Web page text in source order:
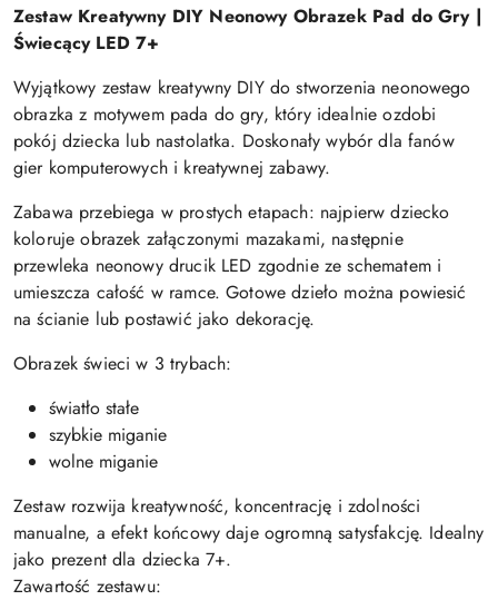
Zestaw Kreatywny DIY Neonowy Obrazek Pad do Gry |
Świecący LED 7+
Wyjątkowy zestaw kreatywny DIY do stworzenia neonowego
obrazka z motywem pada do gry, który idealnie ozdobi
pokój dziecka lub nastolatka. Doskonały wybór dla fanów
gier komputerowych i kreatywnej zabawy.
Zabawa przebiega w prostych etapach: najpierw dziecko
koloruje obrazek załączonymi mazakami, następnie
przewleka neonowy drucik LED zgodnie ze schematem i
umieszcza całość w ramce. Gotowe dzieło można powiesić
na ścianie lub postawić jako dekorację.
Obrazek świeci w 3 trybach:
światło stałe
szybkie miganie
wolne miganie
Zestaw rozwija kreatywność, koncentrację i zdolności
manualne, a efekt końcowy daje ogromną satysfakcję. Idealny
jako prezent dla dziecka 7+.
Zawartość zestawu: